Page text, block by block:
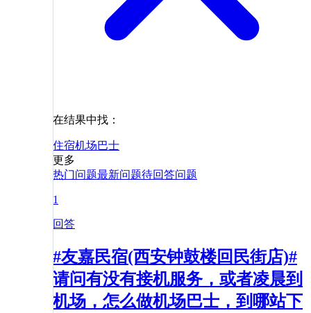
在结果中找：
住宿机场巴士
更多
热门问题最新问题待回答问题
1
回答
#友嘉民宿(西安钟鼓楼回民街店)#
请问有没有接机服务，或者凌晨到
机场，怎么做机场巴士，到哪站下